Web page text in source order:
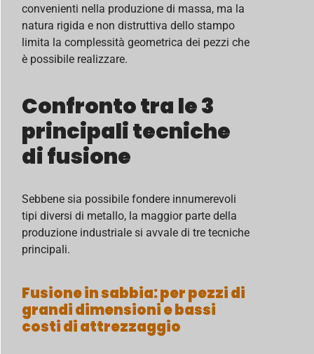
convenienti nella produzione di massa, ma la
natura rigida e non distruttiva dello stampo
limita la complessità geometrica dei pezzi che
è possibile realizzare.
Confronto tra le 3
principali tecniche
di fusione
Sebbene sia possibile fondere innumerevoli
tipi diversi di metallo, la maggior parte della
produzione industriale si avvale di tre tecniche
principali.
Fusione in sabbia: per pezzi di
grandi dimensioni e bassi
costi di attrezzaggio